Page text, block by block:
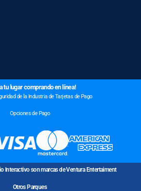
tu lugar comprando en línea!
de la Industria de Tarjetas de Pago
Opciones de Pago
Interactivo son marcas de Ventura Entertaiment
Otros Parques